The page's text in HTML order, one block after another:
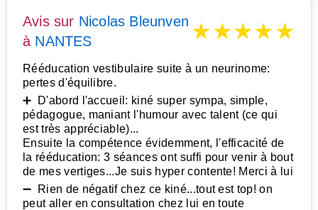
Avis sur Nicolas Bleunven
à NANTES ★★★★★
Rééducation vestibulaire suite à un neurinome:
pertes d'équilibre.
➕ D'abord l'accueil: kiné super sympa, simple,
pédagogue, maniant l'humour avec talent (ce qui
est très appréciable)...
Ensuite la compétence évidemment, l'efficacité de
la rééducation: 3 séances ont suffi pour venir à bout
de mes vertiges...Je suis hyper contente! Merci à lui
➖ Rien de négatif chez ce kiné...tout est top! on
peut aller en consultation chez lui en toute